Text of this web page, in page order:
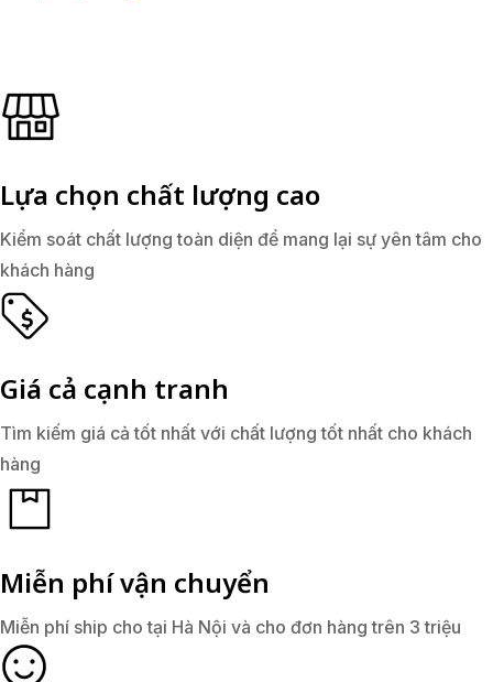
Lựa chọn chất lượng cao
Kiểm soát chất lượng toàn diện để mang lại sự yên tâm cho
khách hàng
Giá cả cạnh tranh
Tìm kiếm giá cả tốt nhất với chất lượng tốt nhất cho khách
hàng
Miễn phí vận chuyển
Miễn phí ship cho tại Hà Nội và cho đơn hàng trên 3 triệu